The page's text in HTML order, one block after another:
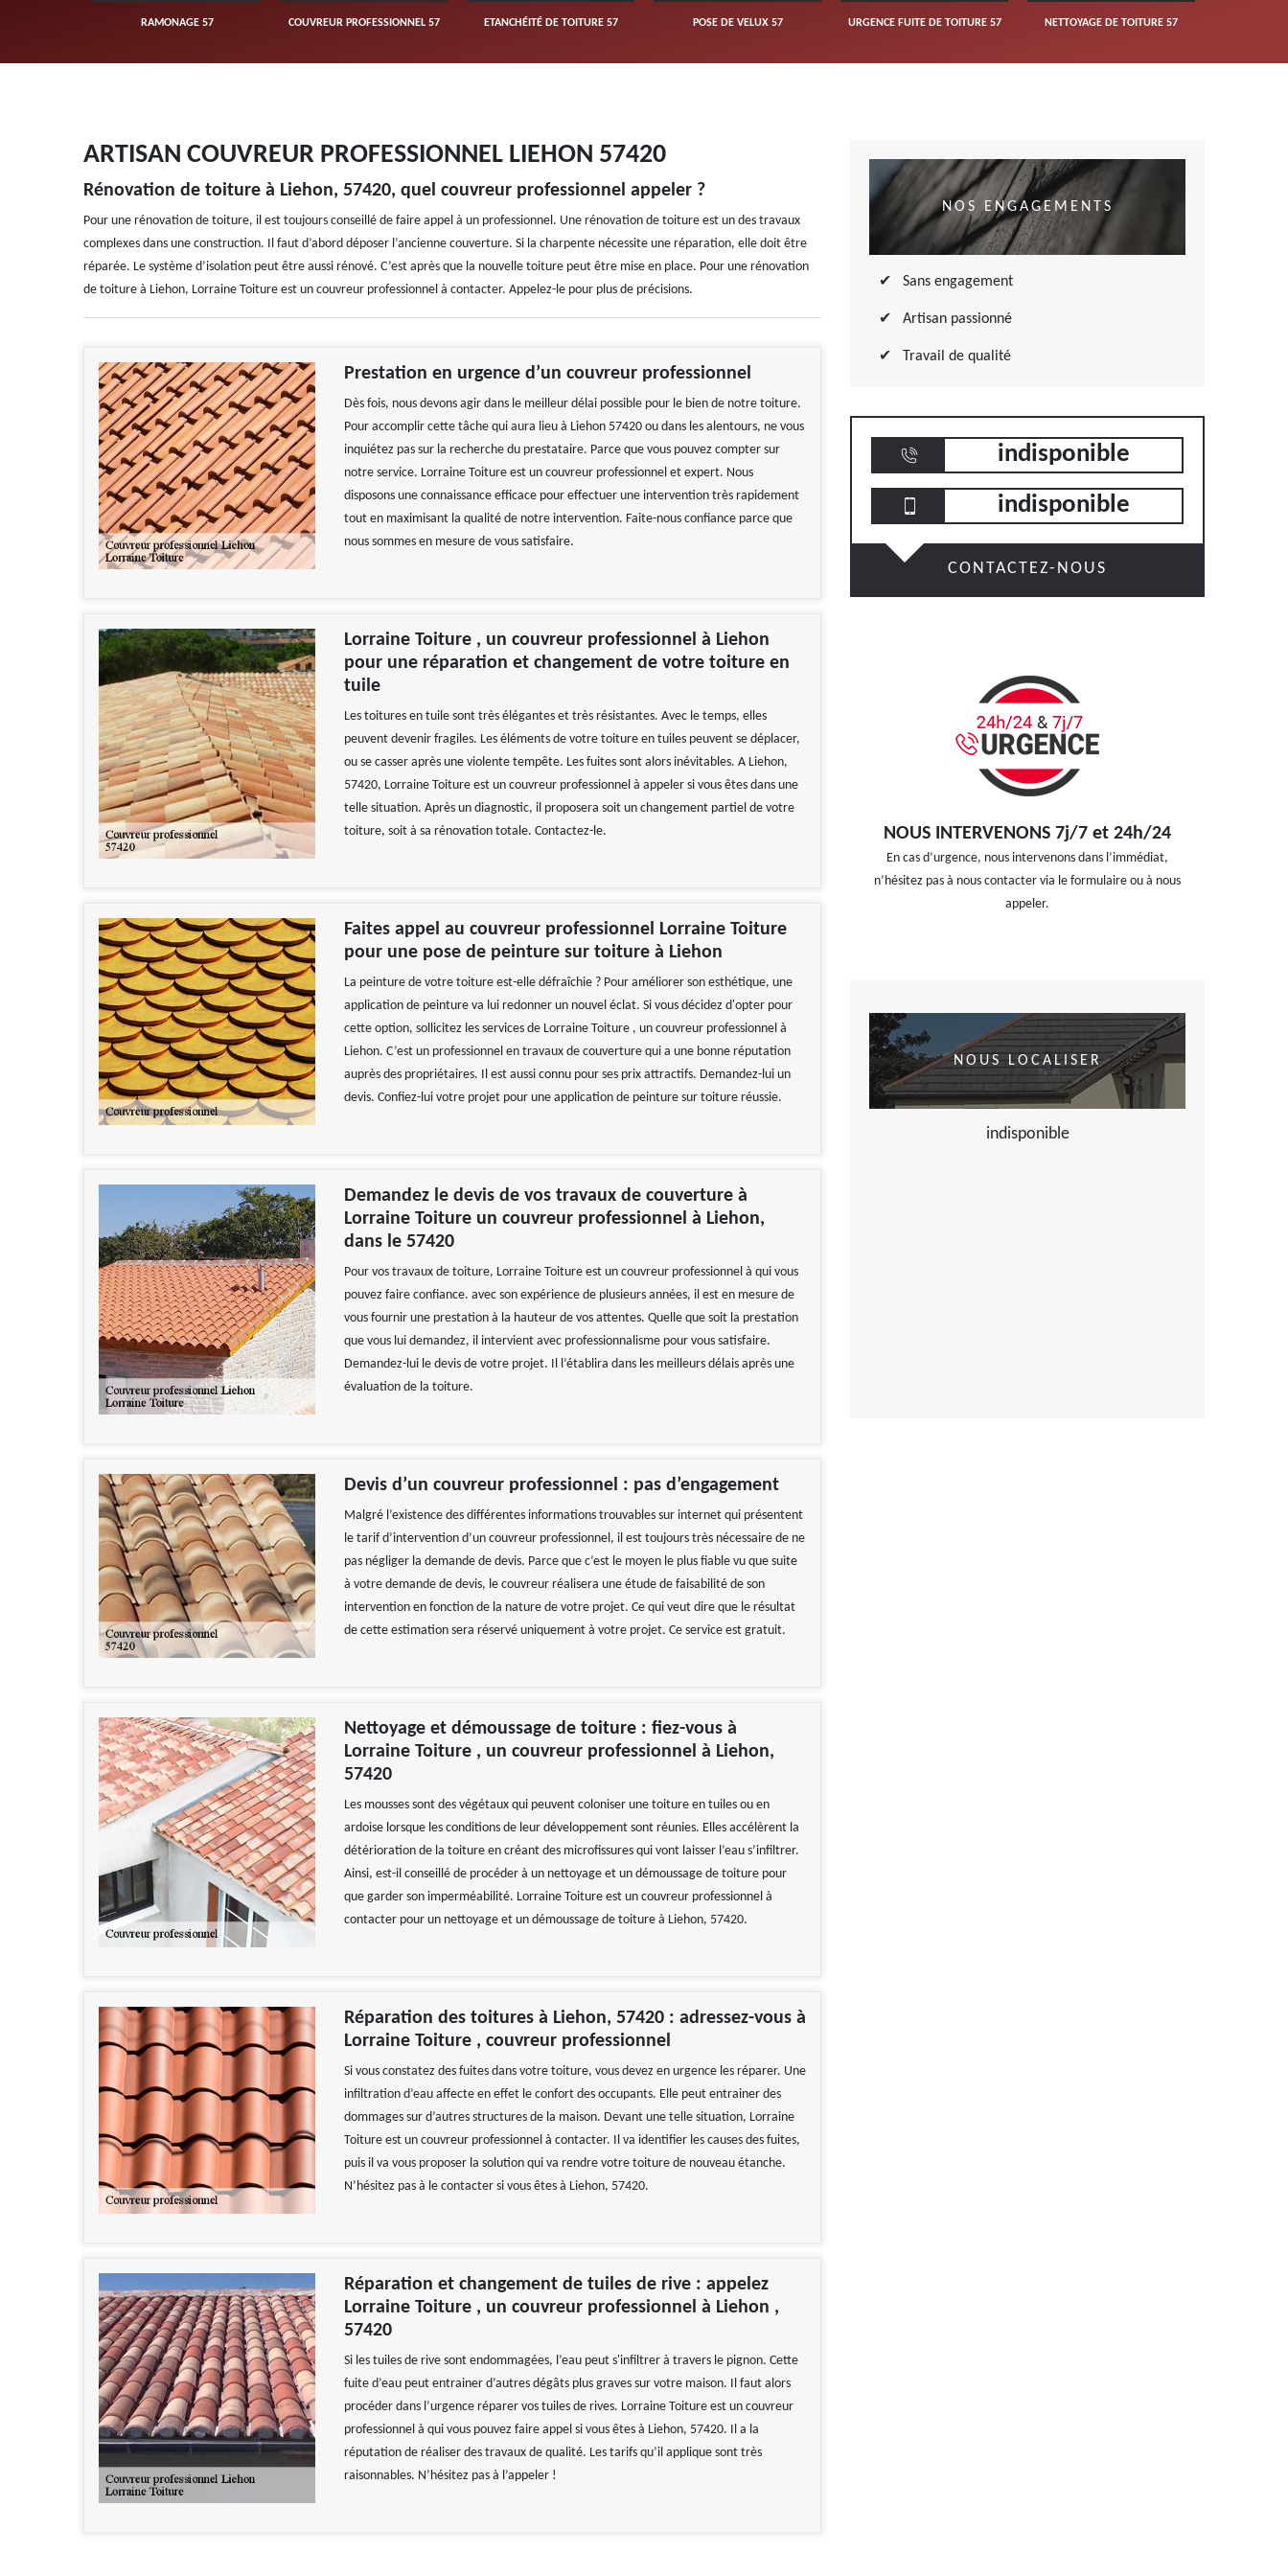
RAMONAGE 57 COUVREUR PROFESSIONNEL 57 ETANCHÉITÉ DE TOITURE 57 POSE DE VELUX 57 URGENCE FUITE DE TOITURE 57 NETTOYAGE DE TOITURE 57
ARTISAN COUVREUR PROFESSIONNEL LIEHON 57420
Rénovation de toiture à Liehon, 57420, quel couvreur professionnel appeler ?
Pour une rénovation de toiture, il est toujours conseillé de faire appel à un professionnel. Une rénovation de toiture est un des travaux
complexes dans une construction. Il faut d’abord déposer l’ancienne couverture. Si la charpente nécessite une réparation, elle doit être
réparée. Le système d’isolation peut être aussi rénové. C’est après que la nouvelle toiture peut être mise en place. Pour une rénovation
de toiture à Liehon, Lorraine Toiture est un couvreur professionnel à contacter. Appelez-le pour plus de précisions.
Prestation en urgence d’un couvreur professionnel
Dès fois, nous devons agir dans le meilleur délai possible pour le bien de notre toiture.
Pour accomplir cette tâche qui aura lieu à Liehon 57420 ou dans les alentours, ne vous
inquiétez pas sur la recherche du prestataire. Parce que vous pouvez compter sur
notre service. Lorraine Toiture est un couvreur professionnel et expert. Nous
disposons une connaissance efficace pour effectuer une intervention très rapidement
tout en maximisant la qualité de notre intervention. Faite-nous confiance parce que
nous sommes en mesure de vous satisfaire.
Lorraine Toiture , un couvreur professionnel à Liehon
pour une réparation et changement de votre toiture en
tuile
Les toitures en tuile sont très élégantes et très résistantes. Avec le temps, elles
peuvent devenir fragiles. Les éléments de votre toiture en tuiles peuvent se déplacer,
ou se casser après une violente tempête. Les fuites sont alors inévitables. A Liehon,
57420, Lorraine Toiture est un couvreur professionnel à appeler si vous êtes dans une
telle situation. Après un diagnostic, il proposera soit un changement partiel de votre
toiture, soit à sa rénovation totale. Contactez-le.
Faites appel au couvreur professionnel Lorraine Toiture
pour une pose de peinture sur toiture à Liehon
La peinture de votre toiture est-elle défraîchie ? Pour améliorer son esthétique, une
application de peinture va lui redonner un nouvel éclat. Si vous décidez d'opter pour
cette option, sollicitez les services de Lorraine Toiture , un couvreur professionnel à
Liehon. C’est un professionnel en travaux de couverture qui a une bonne réputation
auprès des propriétaires. Il est aussi connu pour ses prix attractifs. Demandez-lui un
devis. Confiez-lui votre projet pour une application de peinture sur toiture réussie.
Demandez le devis de vos travaux de couverture à
Lorraine Toiture un couvreur professionnel à Liehon,
dans le 57420
Pour vos travaux de toiture, Lorraine Toiture est un couvreur professionnel à qui vous
pouvez faire confiance. avec son expérience de plusieurs années, il est en mesure de
vous fournir une prestation à la hauteur de vos attentes. Quelle que soit la prestation
que vous lui demandez, il intervient avec professionnalisme pour vous satisfaire.
Demandez-lui le devis de votre projet. Il l’établira dans les meilleurs délais après une
évaluation de la toiture.
Devis d’un couvreur professionnel : pas d’engagement
Malgré l’existence des différentes informations trouvables sur internet qui présentent
le tarif d’intervention d’un couvreur professionnel, il est toujours très nécessaire de ne
pas négliger la demande de devis. Parce que c’est le moyen le plus fiable vu que suite
à votre demande de devis, le couvreur réalisera une étude de faisabilité de son
intervention en fonction de la nature de votre projet. Ce qui veut dire que le résultat
de cette estimation sera réservé uniquement à votre projet. Ce service est gratuit.
Nettoyage et démoussage de toiture : fiez-vous à
Lorraine Toiture , un couvreur professionnel à Liehon,
57420
Les mousses sont des végétaux qui peuvent coloniser une toiture en tuiles ou en
ardoise lorsque les conditions de leur développement sont réunies. Elles accélèrent la
détérioration de la toiture en créant des microfissures qui vont laisser l’eau s’infiltrer.
Ainsi, est-il conseillé de procéder à un nettoyage et un démoussage de toiture pour
que garder son imperméabilité. Lorraine Toiture est un couvreur professionnel à
contacter pour un nettoyage et un démoussage de toiture à Liehon, 57420.
Réparation des toitures à Liehon, 57420 : adressez-vous à
Lorraine Toiture , couvreur professionnel
Si vous constatez des fuites dans votre toiture, vous devez en urgence les réparer. Une
infiltration d’eau affecte en effet le confort des occupants. Elle peut entrainer des
dommages sur d’autres structures de la maison. Devant une telle situation, Lorraine
Toiture est un couvreur professionnel à contacter. Il va identifier les causes des fuites,
puis il va vous proposer la solution qui va rendre votre toiture de nouveau étanche.
N’hésitez pas à le contacter si vous êtes à Liehon, 57420.
Réparation et changement de tuiles de rive : appelez
Lorraine Toiture , un couvreur professionnel à Liehon ,
57420
Si les tuiles de rive sont endommagées, l’eau peut s'infiltrer à travers le pignon. Cette
fuite d’eau peut entrainer d’autres dégâts plus graves sur votre maison. Il faut alors
procéder dans l’urgence réparer vos tuiles de rives. Lorraine Toiture est un couvreur
professionnel à qui vous pouvez faire appel si vous êtes à Liehon, 57420. Il a la
réputation de réaliser des travaux de qualité. Les tarifs qu’il applique sont très
raisonnables. N’hésitez pas à l’appeler !
NOS ENGAGEMENTS
Sans engagement
Artisan passionné
Travail de qualité
indisponible
indisponible
CONTACTEZ-NOUS
NOUS INTERVENONS 7j/7 et 24h/24
En cas d’urgence, nous intervenons dans l’immédiat,
n’hésitez pas à nous contacter via le formulaire ou à nous
appeler.
NOUS LOCALISER
indisponible